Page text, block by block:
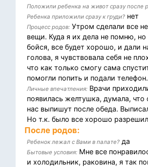
Положили ребенка на живот сразу после
Ребенка приложили сразу к груди? нет
Процесс родов: Утром сделали все
вещи. Куда я их дела не помню,
бойся, все будет хорошо, и дали
голова, я чувствовала себя не
что как только смогу сама
помогли попить и подали телефон.
Личные впечатления: Врачи
появилась желтушка, думала,
нас выпишут после обеда.
Но т.к. было все хорошо
После родов:
Ребенок лежал с Вами в палате? да
Бытовые условия: Мне все
и холодильник, раковина, я так